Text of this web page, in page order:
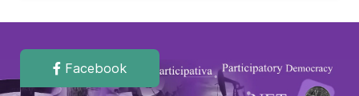
Facebook